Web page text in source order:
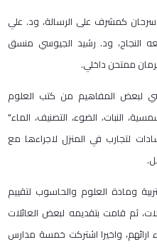
كمشرف على الرسالة، ود. علي
ود. رشيد الجيوسي منسق
عرمان ممتحن داخلي.
لبعض المفاهيم من كتب العلوم
النبات، الضوء، التصنيف، الماء"
لتجارب في المنزل لاجراءها مع
ومادة العلوم والحاسوب لتقييم
ثم قامت بتقديمه لبعض العائلات
ارائهم، واخيرا اشتركت خمسة مدارس